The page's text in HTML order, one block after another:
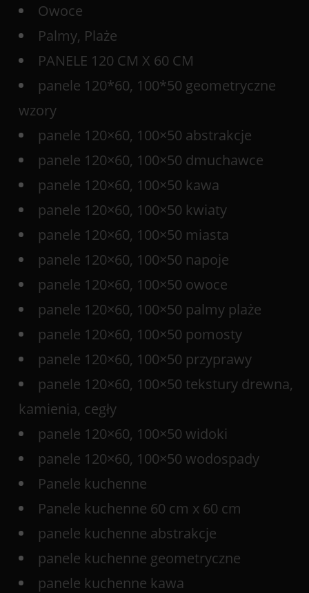
Owoce
Palmy, Plaże
PANELE 120 CM X 60 CM
panele 120*60, 100*50 geometryczne
wzory
panele 120×60, 100×50 abstrakcje
panele 120×60, 100×50 dmuchawce
panele 120×60, 100×50 kawa
panele 120×60, 100×50 kwiaty
panele 120×60, 100×50 miasta
panele 120×60, 100×50 napoje
panele 120×60, 100×50 owoce
panele 120×60, 100×50 palmy plaże
panele 120×60, 100×50 pomosty
panele 120×60, 100×50 przyprawy
panele 120×60, 100×50 tekstury drewna,
kamienia, cegły
panele 120×60, 100×50 widoki
panele 120×60, 100×50 wodospady
Panele kuchenne
Panele kuchenne 60 cm x 60 cm
panele kuchenne abstrakcje
panele kuchenne geometryczne
panele kuchenne kawa